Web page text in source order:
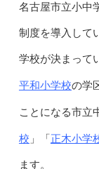
名古屋市立小中
制度を導入して
学校が決まって
平和小学校の学
ことになる市立
校 」「正木小学
ます。